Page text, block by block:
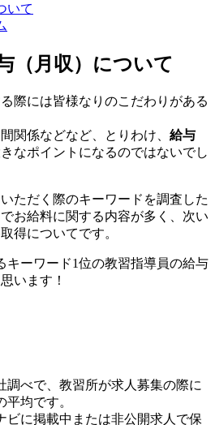
いて
（月収）について
際には皆様なりのこだわりがある
関係などなど、とりわけ、 給与
なポイントになるのではないでし
ただく際のキーワードを調査した
お給料に関する内容が多く、次い
得についてです。
キーワード1位の教習指導員の給与
います！
調べで、教習所が求人募集の際に
均です。
ビに掲載中または非公開求人で保